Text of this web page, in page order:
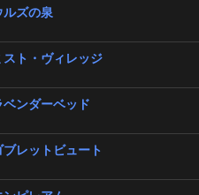
ズの泉
ト・ヴィレッジ
ンダーベッド
レットビュート